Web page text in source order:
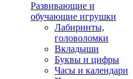
Развивающие и
обучающие игрушки
Лабиринты,
головоломки
Вкладыши
Буквы и цифры
Часы и календари